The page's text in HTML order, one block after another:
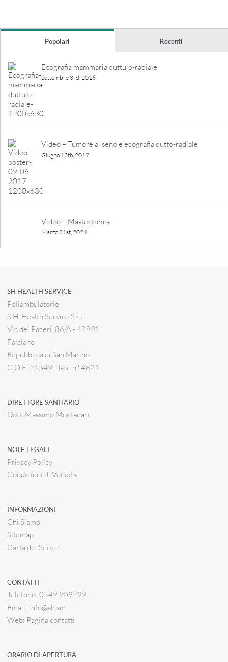
Popolari Recenti
Ecografia mammaria duttulo-radiale
Settembre 3rd, 2016
Video – Tumore al seno e ecografia dutto-radiale
Giugno 13th, 2017
Video – Mastectomia
Marzo 31st, 2024
SH HEALTH SERVICE
Poliambulatorio
S.H. Health Service S.r.l.
Via dei Paceri, 86/A - 47891
Falciano
Repubblica di San Marino
C.O.E. 21349 - Iscr. n° 4821
DIRETTORE SANITARIO
Dott. Massimo Montanari
NOTE LEGALI
Privacy Policy
Condizioni di Vendita
INFORMAZIONI
Chi Siamo
Sitemap
Carta dei Servizi
CONTATTI
Telefono: 0549 909299
Email: info@sh.sm
Web: Pagina contatti
ORARIO DI APERTURA